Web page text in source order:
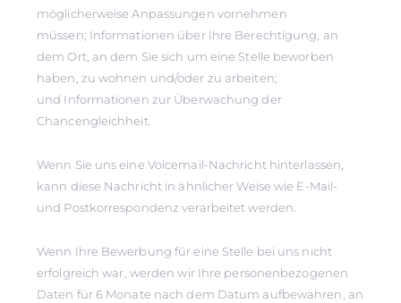
möglicherweise Anpassungen vornehmen
müssen; Informationen über Ihre Berechtigung, an
dem Ort, an dem Sie sich um eine Stelle beworben
haben, zu wohnen und/oder zu arbeiten;
und Informationen zur Überwachung der
Chancengleichheit.
Wenn Sie uns eine Voicemail-Nachricht hinterlassen,
kann diese Nachricht in ähnlicher Weise wie E-Mail-
und Postkorrespondenz verarbeitet werden.
Wenn Ihre Bewerbung für eine Stelle bei uns nicht
erfolgreich war, werden wir Ihre personenbezogenen
Daten für 6 Monate nach dem Datum aufbewahren, an